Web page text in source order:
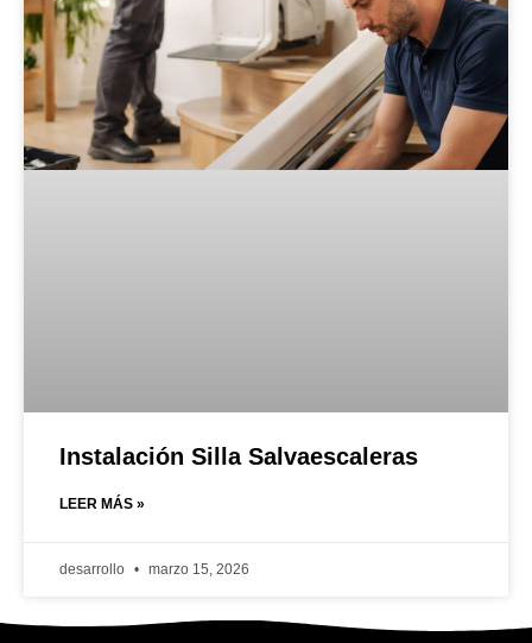
Instalación Silla Salvaescaleras
LEER MÁS »
desarrollo marzo 15, 2026